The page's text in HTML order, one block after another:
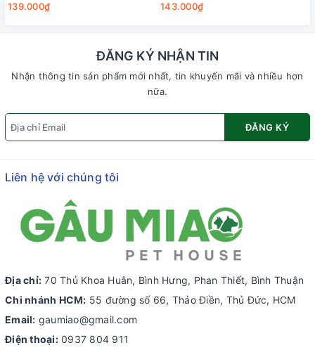
139.000₫
143.000₫
ĐĂNG KÝ NHẬN TIN
Nhận thông tin sản phẩm mới nhất, tin khuyến mãi và nhiều hơn
nữa.
ĐĂNG KÝ
Liên hệ với chúng tôi
Địa chỉ: 70 Thủ Khoa Huân, Bình Hưng, Phan Thiết, Bình Thuận
Chi nhánh HCM: 55 đường số 66, Thảo Điền, Thủ Đức, HCM
Email: gaumiao@gmail.com
Điện thoại: 0937 804 911